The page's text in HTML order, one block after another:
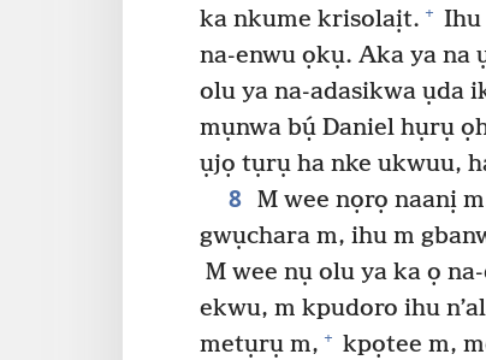
ka nkume krisolaịt. + Ihu
na-enwu ọkụ. Aka ya na
olu ya na-adasikwa ụda
mụnwa bụ́ Daniel hụrụ
ụjọ tụrụ ha nke ukwuu,
8 M wee nọrọ naanị
gwụchara m, ihu m
M wee nụ olu ya ka ọ
ekwu, m kpudoro ihu
metụrụ m, + kpọtee m,